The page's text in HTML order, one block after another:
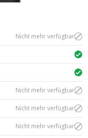
Nicht mehr verfügbar
Nicht mehr verfügbar
Nicht mehr verfügbar
Nicht mehr verfügbar